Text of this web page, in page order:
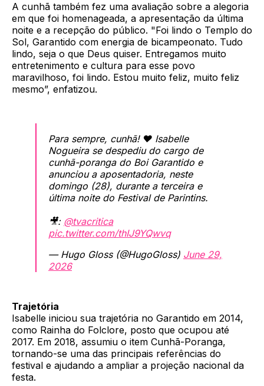
A cunhã também fez uma avaliação sobre a alegoria
em que foi homenageada, a apresentação da última
noite e a recepção do público. "Foi lindo o Templo do
Sol, Garantido com energia de bicampeonato. Tudo
lindo, seja o que Deus quiser. Entregamos muito
entretenimento e cultura para esse povo
maravilhoso, foi lindo. Estou muito feliz, muito feliz
mesmo”, enfatizou.
Para sempre, cunhã! ❤️ Isabelle
Nogueira se despediu do cargo de
cunhã-poranga do Boi Garantido e
anunciou a aposentadoria, neste
domingo (28), durante a terceira e
última noite do Festival de Parintins.
🎥: @tvacritica
pic.twitter.com/thIJ9YQwvq
— Hugo Gloss (@HugoGloss) June 29,
2026
Trajetória
Isabelle iniciou sua trajetória no Garantido em 2014,
como Rainha do Folclore, posto que ocupou até
2017. Em 2018, assumiu o item Cunhã-Poranga,
tornando-se uma das principais referências do
festival e ajudando a ampliar a projeção nacional da
festa.